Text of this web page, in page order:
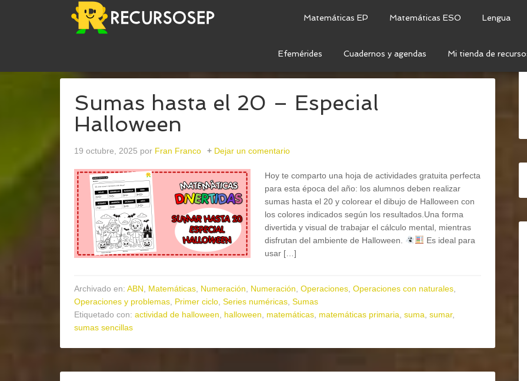
Matemáticas EP Matemáticas ESO Lengua
Efemérides Cuadernos y agendas Mi tienda de
Sumas hasta el 20 – Especial
Halloween
19 octubre, 2025 por Fran Franco Dejar un comentario
Hoy te comparto una hoja de actividades gratuita perfecta
para esta época del año: los alumnos deben realizar
sumas hasta el 20 y colorear el dibujo de Halloween con
los colores indicados según los resultados.Una forma
divertida y visual de trabajar el cálculo mental, mientras
disfrutan del ambiente de Halloween.
Es ideal para
usar […]
Archivado en: ABN Matemáticas Numeración Numeración Operaciones Operaciones con naturales
Operaciones y problemas Primer ciclo Series numéricas Sumas
Etiquetado con: actividad de halloween halloween matemáticas matemáticas primaria suma sumar,
sumas sencillas